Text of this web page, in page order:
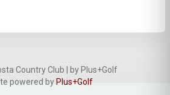
Country Club | by Plus+Golf
powered by Plus+Golf